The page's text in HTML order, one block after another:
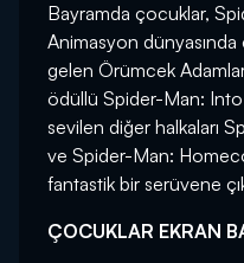
Bayramda çocuklar,
Animasyon dünyasında
gelen Örümcek
ödüllü Spider-Man:
sevilen diğer halkaları
ve Spider-Man:
fantastik bir serüvene
ÇOCUKLAR EKRAN